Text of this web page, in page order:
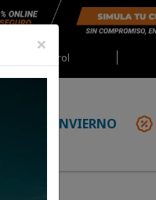
Red Castrol
INVIERNO
×